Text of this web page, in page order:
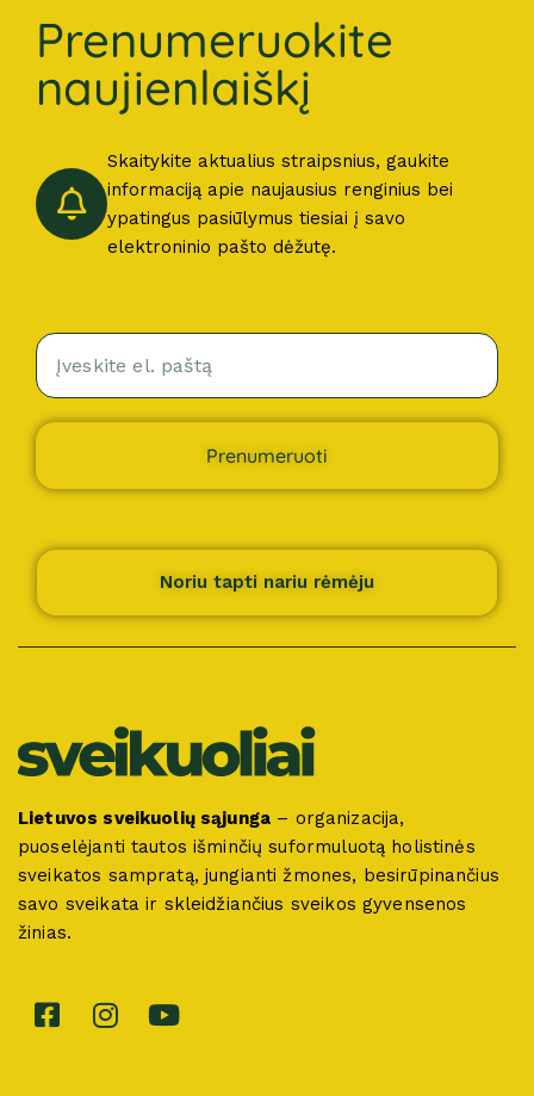
Prenumeruokite
naujienlaiškį
Skaitykite aktualius straipsnius, gaukite
informaciją apie naujausius renginius bei
ypatingus pasiūlymus tiesiai į savo
elektroninio pašto dėžutę.
Prenumeruoti
Noriu tapti nariu rėmėju
Lietuvos sveikuolių sąjunga – organizacija,
puoselėjanti tautos išminčių suformuluotą holistinės
sveikatos sampratą, jungianti žmones, besirūpinančius
savo sveikata ir skleidžiančius sveikos gyvensenos
žinias.